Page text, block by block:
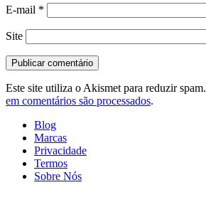
E-mail *
Site
Este site utiliza o Akismet para reduzir spam.
em comentários são processados.
Blog
Marcas
Privacidade
Termos
Sobre Nós